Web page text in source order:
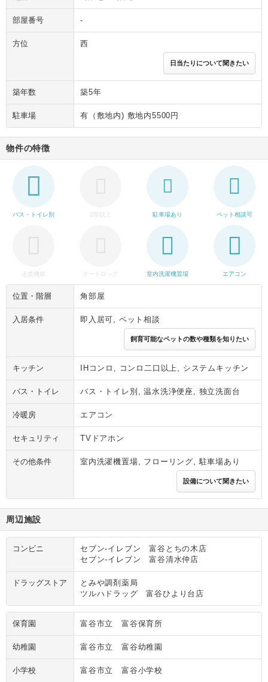
部屋番号 -
方位 西
日当たりについて聞きたい
築年数 築5年
駐車場 有（敷地内) 敷地内5500円
物件の特徴
バス・トイレ別 2階以上 駐車場あり ペット相談可
追焚機能 オートロック 室内洗濯機置場 エアコン
位置・階層 角部屋
入居条件 即入居可, ペット相談
飼育可能なペットの数や種類を知りたい
キッチン IHコンロ, コンロ二口以上, システムキッチン
バス・トイレ バス・トイレ別, 温水洗浄便座, 独立洗面台
冷暖房 エアコン
セキュリティ TVドアホン
その他条件 室内洗濯機置場, フローリング, 駐車場あり
設備について聞きたい
周辺施設
コンビニ
セブン‐イレブン 富谷とちの木店
セブン‐イレブン 富谷清水仲店
ドラッグストア
とみや調剤薬局
ツルハドラッグ 富谷ひより台店
保育園 富谷市立 富谷保育所
幼稚園 富谷市立 富谷幼稚園
小学校 富谷市立 富谷小学校